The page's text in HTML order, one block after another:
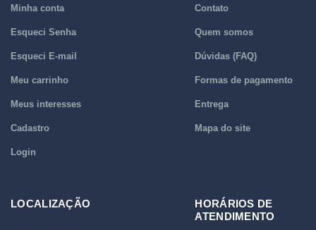
Minha conta
Esqueci Senha
Esqueci E-mail
Meu carrinho
Meus interesses
Cadastro
Login
Contato
Quem somos
Dúvidas (FAQ)
Formas de pagamento
Entrega
Mapa do site
LOCALIZAÇÃO
HORÁRIOS DE
ATENDIMENTO